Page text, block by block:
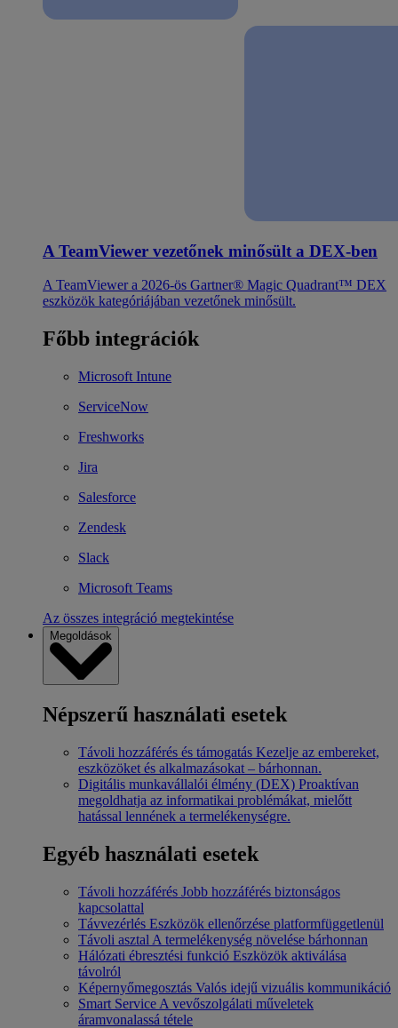
A TeamViewer vezetőnek minősült a DEX-ben
A TeamViewer a 2026-ös Gartner® Magic Quadrant™ DEX
eszközök kategóriájában vezetőnek minősült.
Főbb integrációk
Microsoft Intune
ServiceNow
Freshworks
Jira
Salesforce
Zendesk
Slack
Microsoft Teams
Az összes integráció megtekintése
Megoldások
Népszerű használati esetek
Távoli hozzáférés és támogatás Kezelje az embereket,
eszközöket és alkalmazásokat – bárhonnan.
Digitális munkavállalói élmény (DEX) Proaktívan
megoldhatja az informatikai problémákat, mielőtt
hatással lennének a termelékenységre.
Egyéb használati esetek
Távoli hozzáférés Jobb hozzáférés biztonságos
kapcsolattal
Távvezérlés Eszközök ellenőrzése platformfüggetlenül
Távoli asztal A termelékenység növelése bárhonnan
Hálózati ébresztési funkció Eszközök aktiválása
távolról
Képernyőmegosztás Valós idejű vizuális kommunikáció
Smart Service A vevőszolgálati műveletek
áramvonalassá tétele